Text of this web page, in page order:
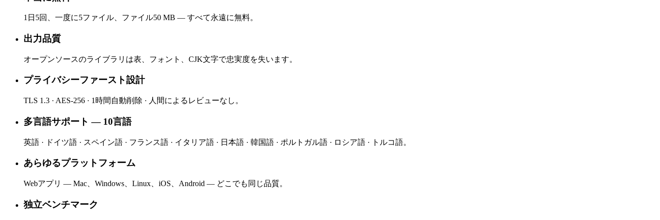
1日5回、一度に5ファイル、ファイル50 MB — すべて永遠に無料。
出力品質
オープンソースのライブラリは表、フォント、CJK文字で忠実度を失います。
プライバシーファースト設計
TLS 1.3 · AES-256 · 1時間自動削除 · 人間によるレビューなし。
多言語サポート — 10言語
英語 · ドイツ語 · スペイン語 · フランス語 · イタリア語 · 日本語 · 韓国語 · ポルトガル語 · ロシア語 · トルコ語。
あらゆるプラットフォーム
Webアプリ — Mac、Windows、Linux、iOS、Android — どこでも同じ品質。
独立ベンチマーク